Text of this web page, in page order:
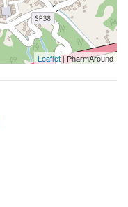
Leaflet| PharmAround